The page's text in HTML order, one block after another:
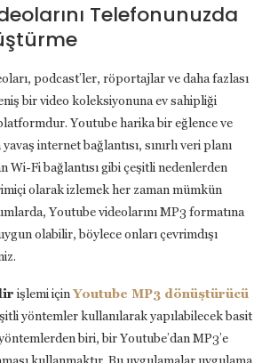
Telefonunuzda
podcast’ler, röportajlar ve daha fazlası
bir video koleksiyonuna ev sahipliği
Youtube harika bir eğlence ve
internet bağlantısı, sınırlı veri planı
Wi-Fi bağlantısı gibi çeşitli nedenlerden
olarak izlemek her zaman mümkün
Youtube videolarını MP3 formatına
olabilir, böylece onları çevrimdışı
işlemi içinYoutube MP3 dönüştürücü
yöntemler kullanılarak yapılabilecek basit
biri, bir Youtube’dan MP3’e